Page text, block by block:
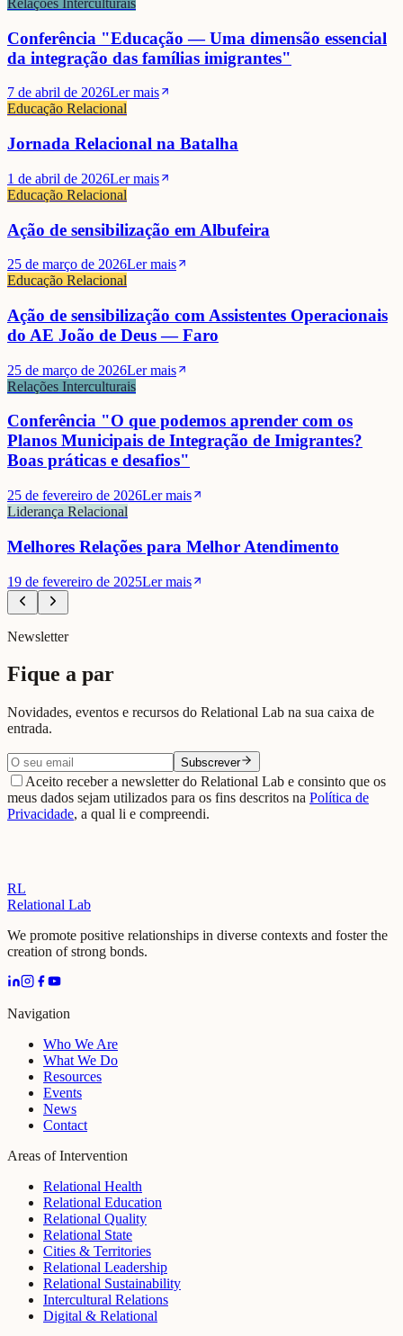
Relações Interculturais
Conferência "Educação — Uma dimensão essencial
da integração das famílias imigrantes"
7 de abril de 2026Ler mais
Educação Relacional
Jornada Relacional na Batalha
1 de abril de 2026Ler mais
Educação Relacional
Ação de sensibilização em Albufeira
25 de março de 2026Ler mais
Educação Relacional
Ação de sensibilização com Assistentes Operacionais
do AE João de Deus — Faro
25 de março de 2026Ler mais
Relações Interculturais
Conferência "O que podemos aprender com os
Planos Municipais de Integração de Imigrantes?
Boas práticas e desafios"
25 de fevereiro de 2026Ler mais
Liderança Relacional
Melhores Relações para Melhor Atendimento
19 de fevereiro de 2025Ler mais
Newsletter
Fique a par
Novidades, eventos e recursos do Relational Lab na sua caixa de
entrada.
Subscrever
Aceito receber a newsletter do Relational Lab e consinto que os
meus dados sejam utilizados para os fins descritos na Política de
Privacidade, a qual li e compreendi.
RL
Relational Lab
We promote positive relationships in diverse contexts and foster the
creation of strong bonds.
Navigation
Who We Are
What We Do
Resources
Events
News
Contact
Areas of Intervention
Relational Health
Relational Education
Relational Quality
Relational State
Cities & Territories
Relational Leadership
Relational Sustainability
Intercultural Relations
Digital & Relational